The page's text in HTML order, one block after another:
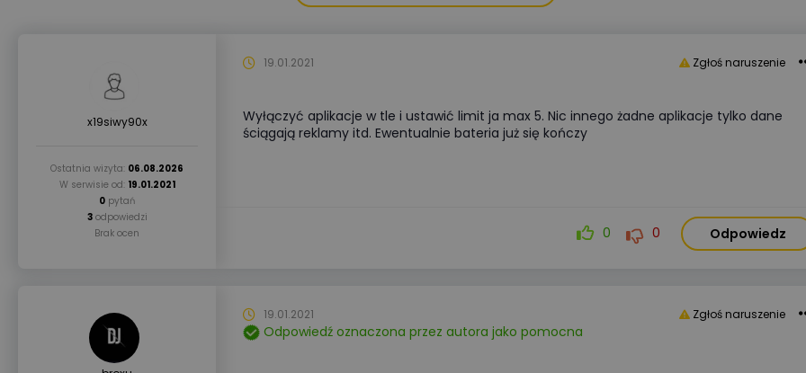
x19siwy90x
Ostatnia wizyta: 06.08.2026
W serwisie od: 19.01.2021
0 pytań
3odpowiedzi
Brak ocen
Zgłoś naruszenie
19.01.2021
Wyłączyć aplikacje w tle i ustawić limit ja max 5. Nic innego żadne aplikacje tylko dane
ściągają reklamy itd. Ewentualnie bateria już się kończy
0 0 Odpowiedz
Zgłoś naruszenie
19.01.2021
Odpowiedź oznaczona przez autora jako pomocna